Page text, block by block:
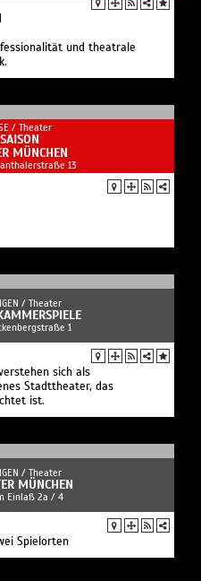
und theatrale
/ Theater
MÜNCHEN
13
/ Theater
1
sich als
Stadttheater, das
ist.
/ Theater
MÜNCHEN
Einlaß 2a / 4
Spielorten